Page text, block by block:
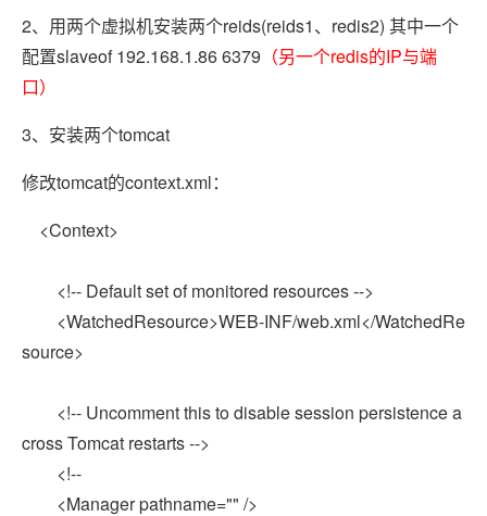
2、用两个虚拟机安装两个reids(reids1、redis2) 其中一个
配置slaveof 192.168.1.86 6379 （另一个redis的IP与端
口）
3、安装两个tomcat
修改tomcat的context.xml：
<Context>
<!-- Default set of monitored resources -->
<WatchedResource>WEB-INF/web.xml</WatchedRe
source>
<!-- Uncomment this to disable session persistence a
cross Tomcat restarts -->
<!--
<Manager pathname="" />